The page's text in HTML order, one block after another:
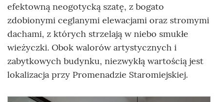
efektowną neogotycką szatę, z bogato
zdobionymi ceglanymi elewacjami oraz stromymi
dachami, z których strzelają w niebo smukłe
wieżyczki. Obok walorów artystycznych i
zabytkowych budynku, niezwykłą wartością jest
lokalizacja przy Promenadzie Staromiejskiej.